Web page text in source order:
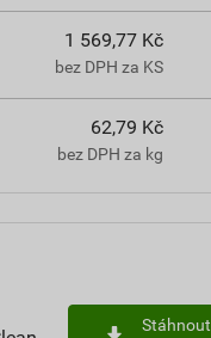
1 569,77 Kč
bez DPH za KS
62,79 Kč
bez DPH za kg
Stáhnout